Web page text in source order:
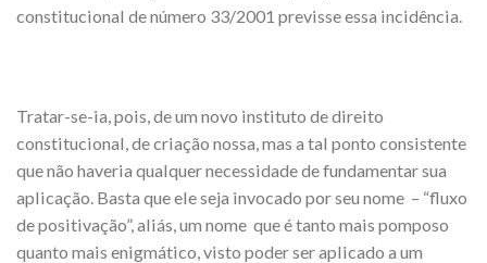
constitucional de número 33/2001 previsse essa incidência.
Tratar-se-ia, pois, de um novo instituto de direito
constitucional, de criação nossa, mas a tal ponto consistente
que não haveria qualquer necessidade de fundamentar sua
aplicação. Basta que ele seja invocado por seu nome – “fluxo
de positivação”, aliás, um nome que é tanto mais pomposo
quanto mais enigmático, visto poder ser aplicado a um